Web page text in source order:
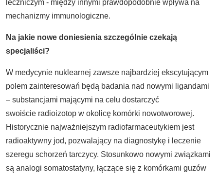
leczniczym - między innymi prawdopodobnie wpływa na
mechanizmy immunologiczne.
Na jakie nowe doniesienia szczególnie czekają
specjaliści?
W medycynie nuklearnej zawsze najbardziej ekscytującym
polem zainteresowań będą badania nad nowymi ligandami
– substancjami mającymi na celu dostarczyć
swoiście radioizotop w okolicę komórki nowotworowej.
Historycznie najważniejszym radiofarmaceutykiem jest
radioaktywny jod, pozwalający na diagnostykę i leczenie
szeregu schorzeń tarczycy. Stosunkowo nowymi związkami
są analogi somatostatyny, łączące się z komórkami guzów